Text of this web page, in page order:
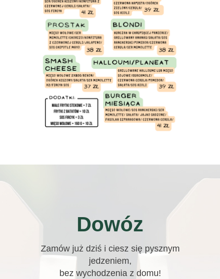
Dowóz
Zamów już dziś i ciesz się pysznym
jedzeniem,
bez wychodzenia z domu!